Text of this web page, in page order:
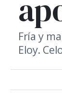
Fría y
Eloy.